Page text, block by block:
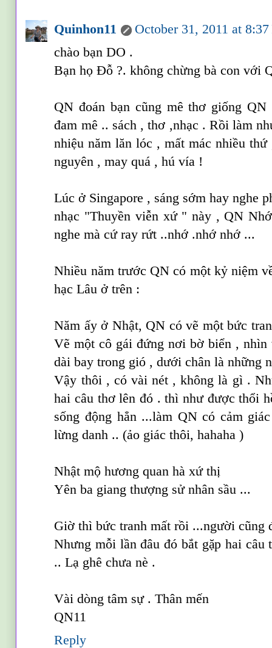
Quinhon11
October 31, 2011 at
chào bạn DO .
Bạn họ Đỗ ?. không chừng bà con với
QN đoán bạn cũng mê thơ giống
đam mê .. sách , thơ ,nhạc . Rồi làm
nhiệu năm lăn lóc , mất mác nhiều
nguyên , may quá , hú vía !
Lúc ở Singapore , sáng sớm hay nghe
nhạc "Thuyền viễn xứ " này , QN
nghe mà cứ ray rứt ..nhớ .nhớ nhớ ...
Nhiều năm trước QN có một kỷ niệm
hạc Lâu ở trên :
Năm ấy ở Nhật, QN có vẽ một bức
Vẽ một cô gái đứng nơi bờ biển ,
dài bay trong gió , dưới chân là những
Vậy thôi , có vài nét , không là gì .
hai câu thơ lên đó . thì như được thổi
sống động hẳn ...làm QN có cảm
lừng danh .. (ảo giác thôi, hahaha )
Nhật mộ hương quan hà xứ thị
Yên ba giang thượng sử nhân sầu ...
Giờ thì bức tranh mất rồi ...người cũng
Nhưng mỗi lần đâu đó bắt gặp hai
.. Lạ ghê chưa nè .
Vài dòng tâm sự . Thân mến
QN11
Reply